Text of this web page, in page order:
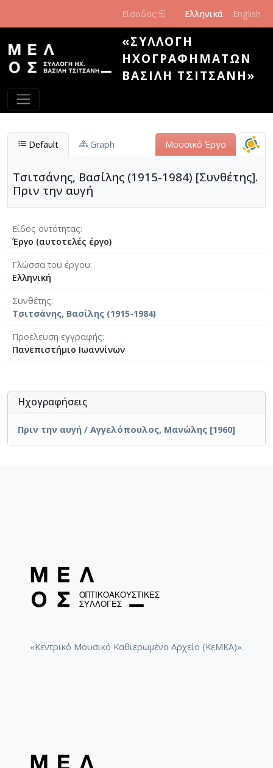
Είσοδος Ελληνικά English
«ΣΥΛΛΟΓΉ
ΗΧΟΓΡΑΦΗΜΆΤΩΝ
ΒΑΣΊΛΗ ΤΣΙΤΣΆΝΗ»
Default Graph Μουσικό Έργο
Τσιτσάνης, Βασίλης (1915-1984) [Συνθέτης].
Πριν την αυγή
Είδος οντότητας
Έργο (αυτοτελές έργο)
Γλώσσα του έργου
Ελληνική
Συνθέτης
Τσιτσάνης, Βασίλης (1915-1984)
Προέλευση εγγραφής
Πανεπιστήμιο Ιωαννίνων
Ηχογραφήσεις
Πριν την αυγή / Αγγελόπουλος, Μανώλης [1960]
«Κεντρικό Μουσικό Καθιερωμένο Αρχείο (ΚεΜΚΑ)».